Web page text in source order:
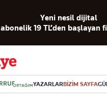
Yeni nesil dijital
abonelik 19 TL’den başlayan
YAZARLARBİZİM SAYFA